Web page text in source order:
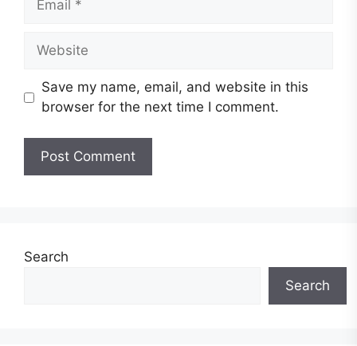
Website
Save my name, email, and website in this
browser for the next time I comment.
Search
Search